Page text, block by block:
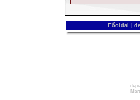
Főoldal